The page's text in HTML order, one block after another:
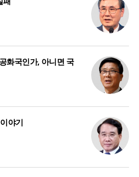
화국인가, 아니면 국
야기